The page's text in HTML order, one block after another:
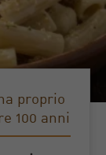
proprio
100 anni